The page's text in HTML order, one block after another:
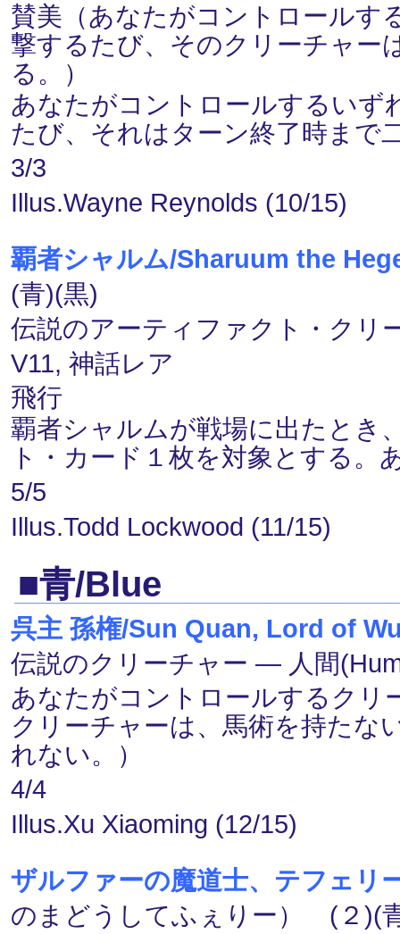
賛美（あなたがコントロールす
撃するたび、そのクリーチャー
る。）
あなたがコントロールするいず
たび、それはターン終了時まで
3/3
Illus.Wayne Reynolds (10/15)
覇者シャルム/Sharuum the
(青)(黒)
伝説のアーティファクト・ク
V11, 神話レア
飛行
覇者シャルムが戦場に出たとき
ト・カード１枚を対象とする
5/5
Illus.Todd Lockwood (11/15)
■青/Blue
呉主 孫権/Sun Quan, Lord of
伝説のクリーチャー ― 人間
あなたがコントロールするクリ
クリーチャーは、馬術を持たな
れない。）
4/4
Illus.Xu Xiaoming (12/15)
ザルファーの魔道士、テフェリ
のまどうしてふぇりー） (２)(